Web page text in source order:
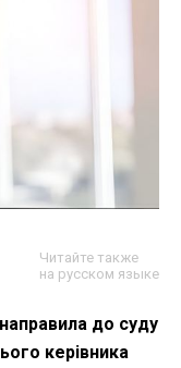
Читайте также
на русском языке
до суду
керівника